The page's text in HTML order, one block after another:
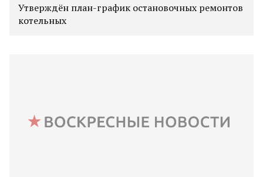
Утверждён план-график остановочных ремонтов
котельных